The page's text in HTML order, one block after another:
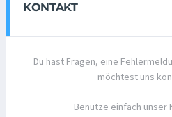
KONTAKT
Du hast Fragen, eine
möchtest uns
Benutze einfach unser